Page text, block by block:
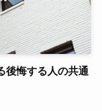
後悔する人の共通